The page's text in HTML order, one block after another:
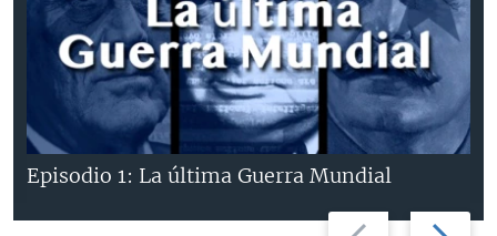
Previous Next
Episodio 1: La última Guerra Mundial